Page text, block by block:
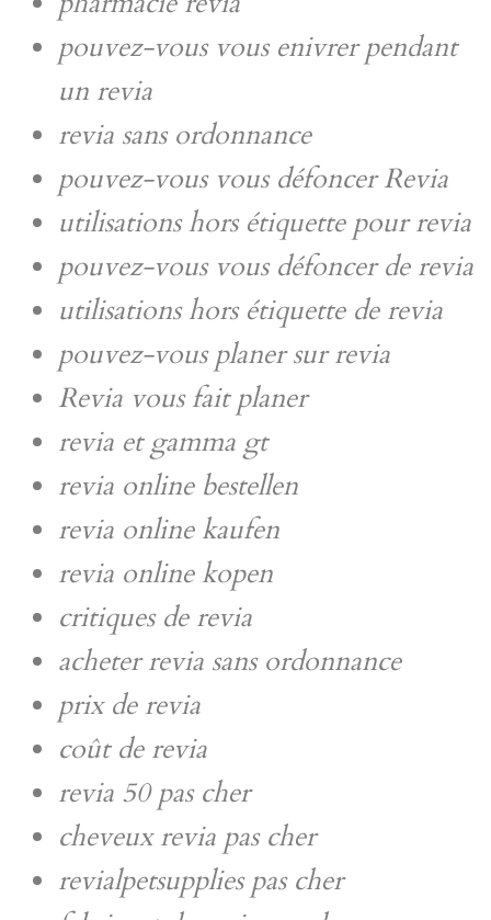
pouvez-vous vous enivrer pendant
un revia
revia sans ordonnance
pouvez-vous vous défoncer Revia
utilisations hors étiquette pour revia
pouvez-vous vous défoncer de revia
utilisations hors étiquette de revia
pouvez-vous planer sur revia
Revia vous fait planer
revia et gamma gt
revia online bestellen
revia online kaufen
revia online kopen
critiques de revia
acheter revia sans ordonnance
prix de revia
coût de revia
revia 50 pas cher
cheveux revia pas cher
revialpetsupplies pas cher